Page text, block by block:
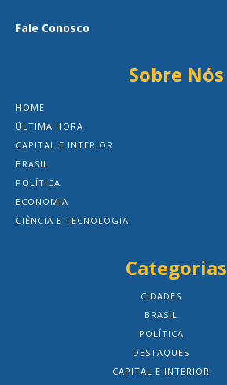
Fale Conosco
Sobre Nós
HOME
ÚLTIMA HORA
CAPITAL E INTERIOR
BRASIL
POLÍTICA
ECONOMIA
CIÊNCIA E TECNOLOGIA
Categorias
CIDADES
BRASIL
POLÍTICA
DESTAQUES
CAPITAL E INTERIOR